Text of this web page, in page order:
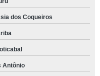
dos Coqueiros
Antônio